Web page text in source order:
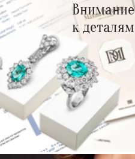
Внимание
к деталям